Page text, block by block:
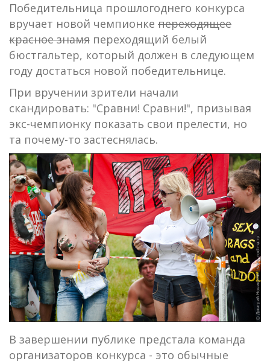
Победительница прошлогоднего конкурса
вручает новой чемпионке переходящее
красное знамя переходящий белый
бюстгальтер, который должен в следующем
году достаться новой победительнице.
При вручении зрители начали
скандировать: "Сравни! Сравни!", призывая
экс-чемпионку показать свои прелести, но
та почему-то застеснялась.
В завершении публике предстала команда
организаторов конкурса - это обычные